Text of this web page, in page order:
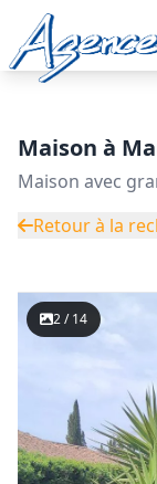
Aller au contenu
Accueil
Maison - Réf. 38-
Maison à
Maison avec
Retour à la
2 / 14